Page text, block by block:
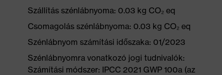
Szállítás szénlábnyoma: 0.03 kg CO₂ eq
Csomagolás szénlábnyoma: 0.03 kg CO₂ eq
Szénlábnyom számítási időszaka: 01/2023
Szénlábnyomra vonatkozó jogi tudnivalók:
Számítási módszer: IPCC 2021 GWP 100a (az